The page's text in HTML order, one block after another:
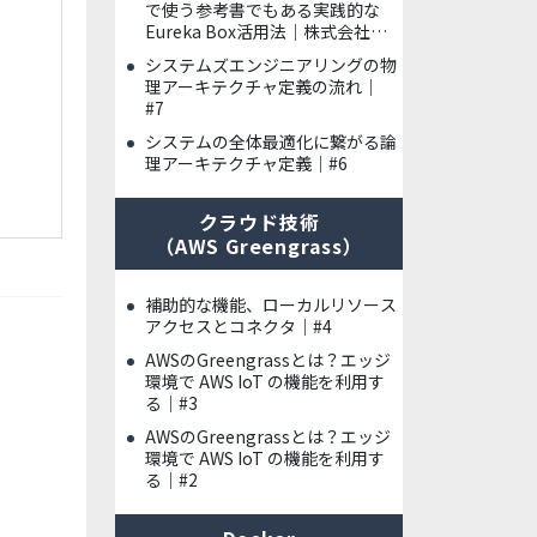
で使う参考書でもある実践的な
Eureka Box活用法｜株式会社ハ
イレックスアクト様
システムズエンジニアリングの物
理アーキテクチャ定義の流れ｜
#7
システムの全体最適化に繋がる論
理アーキテクチャ定義｜#6
クラウド技術
（AWS Greengrass）
補助的な機能、ローカルリソース
アクセスとコネクタ｜#4
AWSのGreengrassとは？エッジ
環境で AWS IoT の機能を利用す
る｜#3
AWSのGreengrassとは？エッジ
環境で AWS IoT の機能を利用す
る｜#2